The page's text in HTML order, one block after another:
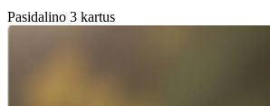
Pasidalino 3 kartus